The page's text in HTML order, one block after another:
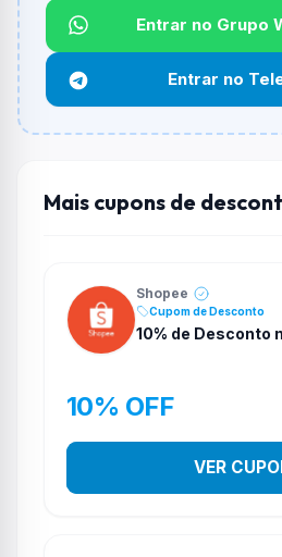
Não informado ou sem limite.
Funciona em qualquer produto?
Não necessariamente. Depende
e alguns vendedores ou
não aceitar cupons.
Entrar no Grupo
Entrar no
Mais cupons de
Shopee
Cupom de Desconto
10% de Desconto
10% OFF
VER